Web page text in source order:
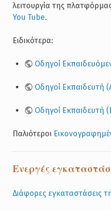
λειτουργία της
You Tube.
Ειδικότερα:
Οδηγοί
Οδηγοί Εκπαιδευτή
Οδηγοί Εκπαιδευτή
Παλιότεροι
Ενεργές
Διάφορες εγκαταστάσεις